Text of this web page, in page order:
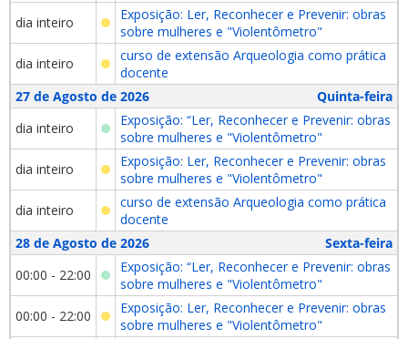
dia inteiro
Exposição: Ler, Reconhecer e Prevenir: obras
sobre mulheres e "Violentômetro"
dia inteiro
curso de extensão Arqueologia como prática
docente
27 de Agosto de 2026
Quinta-feira
dia inteiro
Exposição: “Ler, Reconhecer e Prevenir: obras
sobre mulheres e "Violentômetro"
dia inteiro
Exposição: Ler, Reconhecer e Prevenir: obras
sobre mulheres e "Violentômetro"
dia inteiro
curso de extensão Arqueologia como prática
docente
28 de Agosto de 2026
Sexta-feira
00:00 - 22:00
Exposição: “Ler, Reconhecer e Prevenir: obras
sobre mulheres e "Violentômetro"
00:00 - 22:00
Exposição: Ler, Reconhecer e Prevenir: obras
sobre mulheres e "Violentômetro"